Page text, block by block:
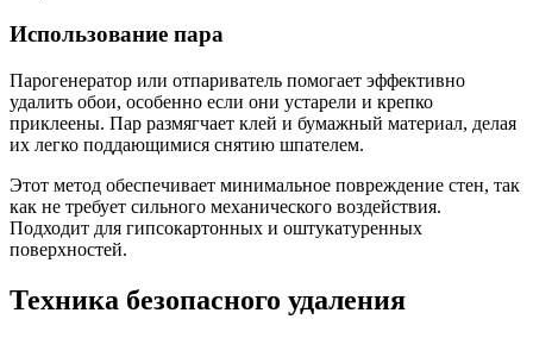
Использование пара
Парогенератор или отпариватель помогает эффективно
удалить обои, особенно если они устарели и крепко
приклеены. Пар размягчает клей и бумажный материал, делая
их легко поддающимися снятию шпателем.
Этот метод обеспечивает минимальное повреждение стен, так
как не требует сильного механического воздействия.
Подходит для гипсокартонных и оштукатуренных
поверхностей.
Техника безопасного удаления